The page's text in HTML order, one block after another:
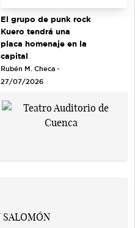
El grupo de punk rock
Kuero tendrá una
placa homenaje en la
capital
Rubén M. Checa -
27/07/2026